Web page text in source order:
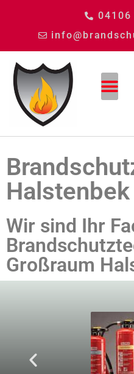
04106
Halstenbek
Wir sind Ihr
Großraum